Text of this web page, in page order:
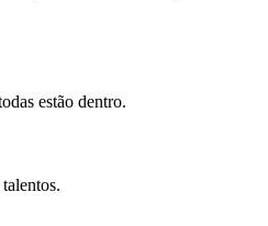
estão dentro.